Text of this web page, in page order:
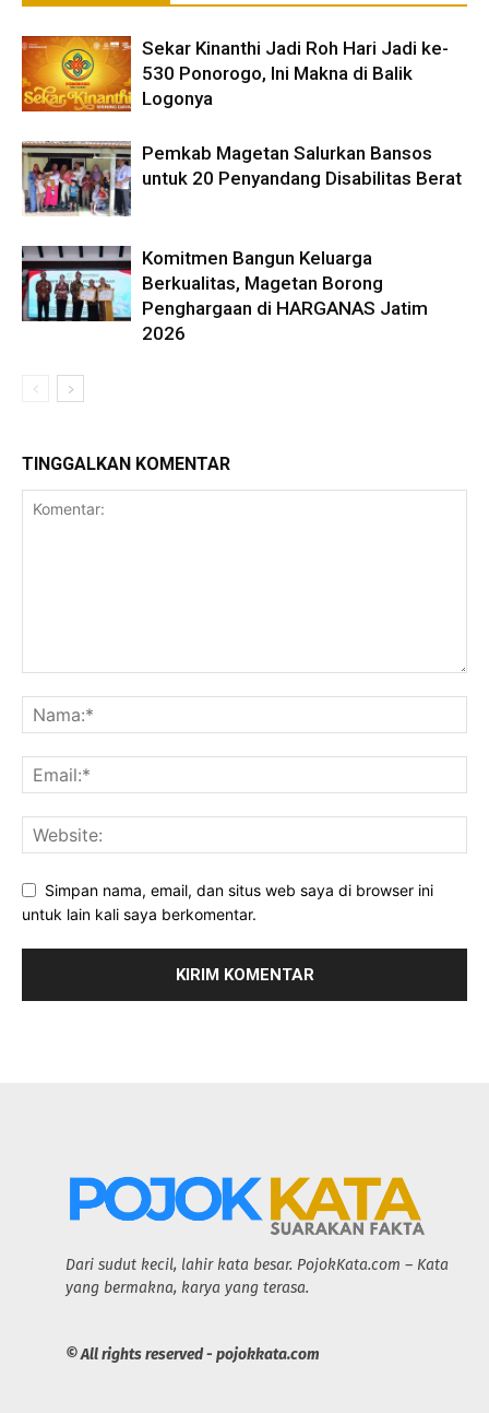
Sekar Kinanthi Jadi Roh Hari Jadi ke-
530 Ponorogo, Ini Makna di Balik
Logonya
Pemkab Magetan Salurkan Bansos
untuk 20 Penyandang Disabilitas Berat
Komitmen Bangun Keluarga
Berkualitas, Magetan Borong
Penghargaan di HARGANAS Jatim
2026
TINGGALKAN KOMENTAR
Simpan nama, email, dan situs web saya di browser ini
untuk lain kali saya berkomentar.
Dari sudut kecil, lahir kata besar. PojokKata.com – Kata
yang bermakna, karya yang terasa.
© All rights reserved - pojokkata.com